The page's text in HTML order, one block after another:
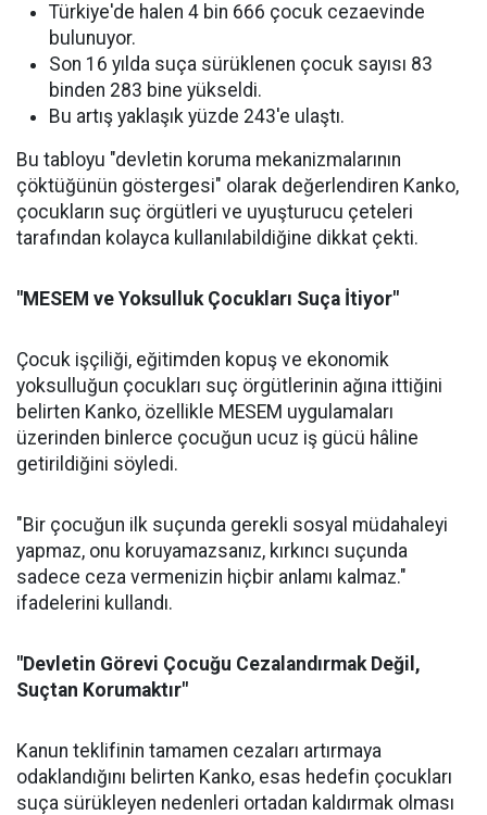
Türkiye'de halen 4 bin 666 çocuk cezaevinde
bulunuyor.
Son 16 yılda suça sürüklenen çocuk sayısı 83
binden 283 bine yükseldi.
Bu artış yaklaşık yüzde 243'e ulaştı.
Bu tabloyu "devletin koruma mekanizmalarının
çöktüğünün göstergesi" olarak değerlendiren Kanko,
çocukların suç örgütleri ve uyuşturucu çeteleri
tarafından kolayca kullanılabildiğine dikkat çekti.
"MESEM ve Yoksulluk Çocukları Suça İtiyor"
Çocuk işçiliği, eğitimden kopuş ve ekonomik
yoksulluğun çocukları suç örgütlerinin ağına ittiğini
belirten Kanko, özellikle MESEM uygulamaları
üzerinden binlerce çocuğun ucuz iş gücü hâline
getirildiğini söyledi.
"Bir çocuğun ilk suçunda gerekli sosyal müdahaleyi
yapmaz, onu koruyamazsanız, kırkıncı suçunda
sadece ceza vermenizin hiçbir anlamı kalmaz."
ifadelerini kullandı.
"Devletin Görevi Çocuğu Cezalandırmak Değil,
Suçtan Korumaktır"
Kanun teklifinin tamamen cezaları artırmaya
odaklandığını belirten Kanko, esas hedefin çocukları
suça sürükleyen nedenleri ortadan kaldırmak olması